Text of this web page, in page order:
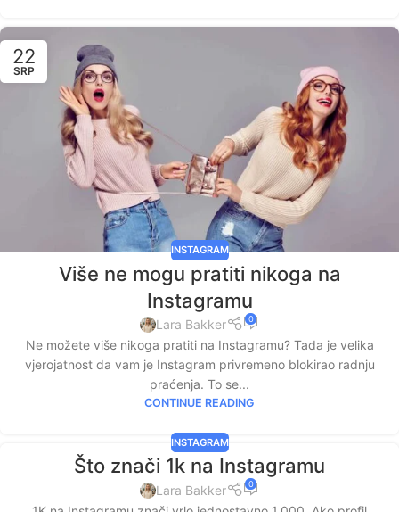
22
SRP
INSTAGRAM
Više ne mogu pratiti nikoga na
Instagramu
Lara Bakker 0
Ne možete više nikoga pratiti na Instagramu? Tada je velika
vjerojatnost da vam je Instagram privremeno blokirao radnju
praćenja. To se...
CONTINUE READING
INSTAGRAM
Što znači 1k na Instagramu
Lara Bakker 0